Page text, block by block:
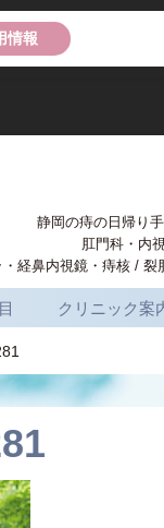
情報
静岡の痔の日帰り
肛門科・内
・経鼻内視鏡・痔核 /
クリニック案